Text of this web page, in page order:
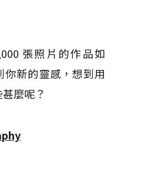
張照片的作品如
新的靈感，想到用
麼呢？